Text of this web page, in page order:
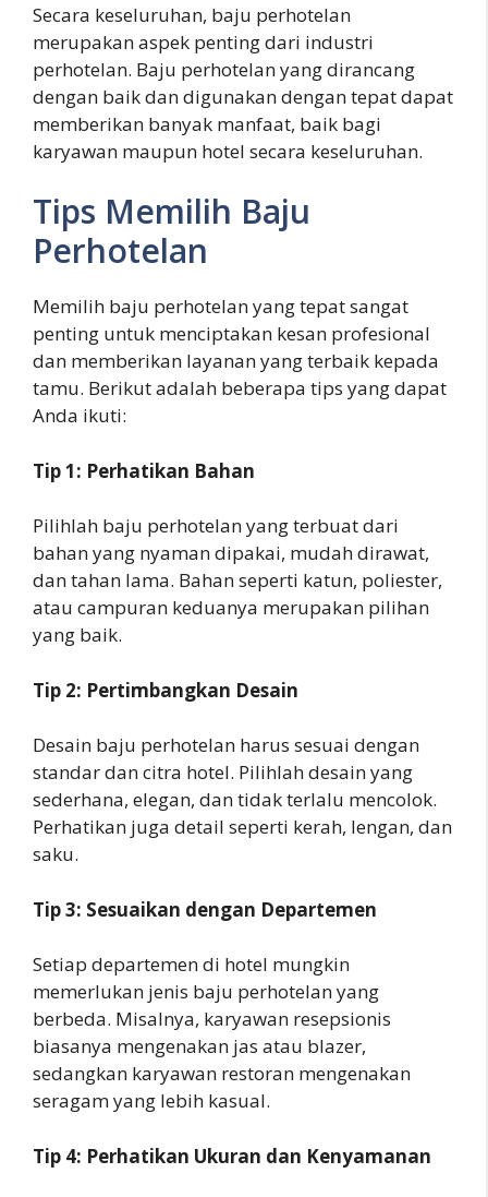
Secara keseluruhan, baju perhotelan
merupakan aspek penting dari industri
perhotelan. Baju perhotelan yang dirancang
dengan baik dan digunakan dengan tepat dapat
memberikan banyak manfaat, baik bagi
karyawan maupun hotel secara keseluruhan.
Tips Memilih Baju
Perhotelan
Memilih baju perhotelan yang tepat sangat
penting untuk menciptakan kesan profesional
dan memberikan layanan yang terbaik kepada
tamu. Berikut adalah beberapa tips yang dapat
Anda ikuti:
Tip 1: Perhatikan Bahan
Pilihlah baju perhotelan yang terbuat dari
bahan yang nyaman dipakai, mudah dirawat,
dan tahan lama. Bahan seperti katun, poliester,
atau campuran keduanya merupakan pilihan
yang baik.
Tip 2: Pertimbangkan Desain
Desain baju perhotelan harus sesuai dengan
standar dan citra hotel. Pilihlah desain yang
sederhana, elegan, dan tidak terlalu mencolok.
Perhatikan juga detail seperti kerah, lengan, dan
saku.
Tip 3: Sesuaikan dengan Departemen
Setiap departemen di hotel mungkin
memerlukan jenis baju perhotelan yang
berbeda. Misalnya, karyawan resepsionis
biasanya mengenakan jas atau blazer,
sedangkan karyawan restoran mengenakan
seragam yang lebih kasual.
Tip 4: Perhatikan Ukuran dan Kenyamanan